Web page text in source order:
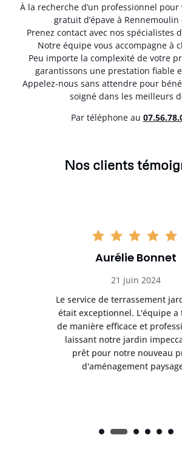
À la recherche d’un professionnel
gratuit d’épave à Rennemoulin
Prenez contact avec nos spécialistes
Notre équipe vous accompagne à
Peu importe la complexité de votre
garantissons une prestation fiable
Appelez-nous sans attendre pour
soigné dans les meilleurs
Par téléphone au
Nos clients
Aurélie Bonnet
21 juin 2024
Le service de terrassement
était exceptionnel. L'équipe a
de manière efficace et
laissant notre jardin
prêt pour notre nouveau
d'aménagement